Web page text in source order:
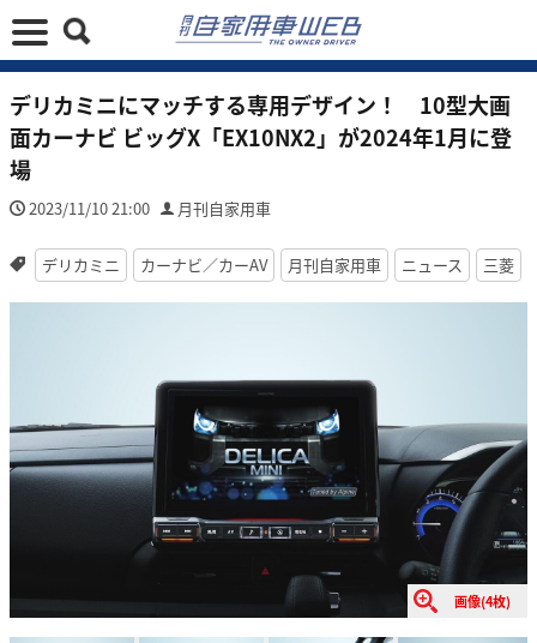
デリカミニにマッチする専用デザイン！ 10型大画
面カーナビ ビッグX「EX10NX2」が2024年1月に登
場
2023/11/10 21:00 月刊自家用車
デリカミニ カーナビ／カーAV 月刊自家用車 ニュース 三菱
画像(4枚)